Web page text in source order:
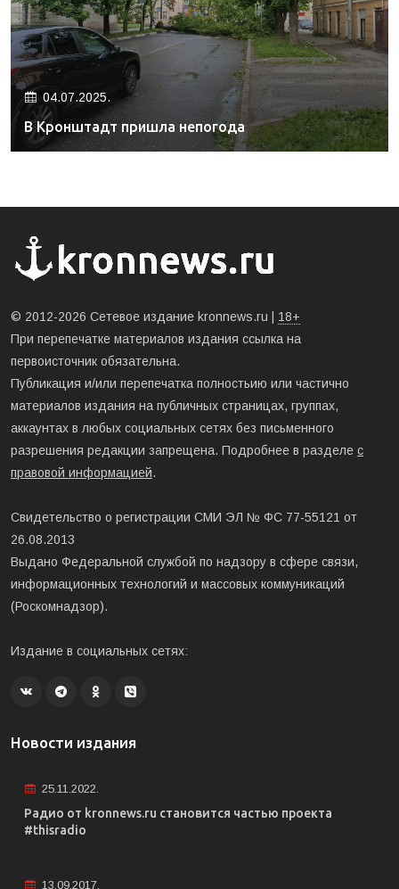
04.07.2025.
В Кронштадт пришла непогода
© 2012-2026 Сетевое издание kronnews.ru | 18+
При перепечатке материалов издания ссылка на
первоисточник обязательна.
Публикация и/или перепечатка полностьию или частично
материалов издания на публичных страницах, группах,
аккаунтах в любых социальных сетях без письменного
разрешения редакции запрещена. Подробнее в разделе с
правовой информацией.
Свидетельство о регистрации СМИ ЭЛ № ФС 77-55121 от
26.08.2013
Выдано Федеральной службой по надзору в сфере связи,
информационных технологий и массовых коммуникаций
(Роскомнадзор).
Издание в социальных сетях:
Новости издания
25.11.2022.
Радио от kronnews.ru становится частью проекта
#thisradio
13.09.2017.